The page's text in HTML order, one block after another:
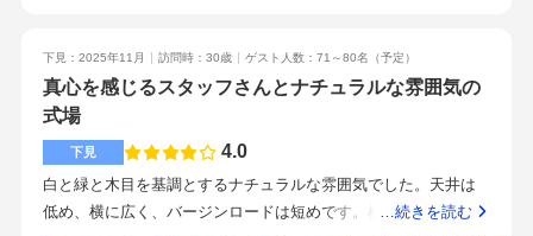
を尊重してくれます。全部を把握してくれているので安心感が
あります。多くの結婚式を経験されているプロというのが伝わ
って来ます。パティシエ、お花屋さん、ヘアメイクさん、みな
さん良い方で、洗練された甘っぽいサービスを提供してくれま
した。当日料理をサーブしてくれるスタッフには当日までお会
いしたことがありませんでしたが、こんなことまでしてくれる
の要望を叶えてくださりました。駅チカでアクセスいいです。
プランナーさん、私たちの願いを叶えるために一生懸命やって
くれます。打ち合わせもしっかりやってくださるし、指示も的
確にやってくれます。式当日もそばにずっといてくれるので、
安心して当日も過ごすことができました。その他、どのスタッ
フの方もいい方ばかりで素晴らしいです。会場もセンス抜群で
すし、スタッフのみなさんも一生懸命やってくれます。こだわ
下見：2025年11月 訪問時：30歳 ゲスト人数：71～80名 （予定）
真心を感じるスタッフさんとナチュラルな雰囲気の
式場
下見 4.0
白と緑と木目を基調とするナチュラルな雰囲気でした。天井は
低め、横に広く、バージンロードは短めです。横に広い点に関
…続きを読む